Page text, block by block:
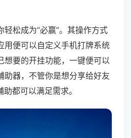
松成为“必赢”。其操作方式
用便可以自定义手机打牌系统
想要的开挂功能，一键便可以
助器，不管你是想分享给好友
都可以满足需求。